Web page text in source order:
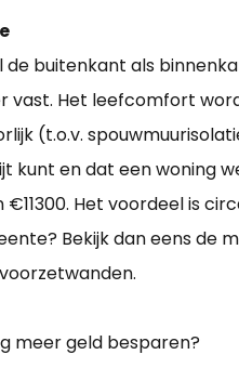
de buitenkant als
Het leefcomfort
(t.o.v.
kunt en dat een woning
€11300. Het voordeel is
Bekijk dan eens de
meer geld besparen?